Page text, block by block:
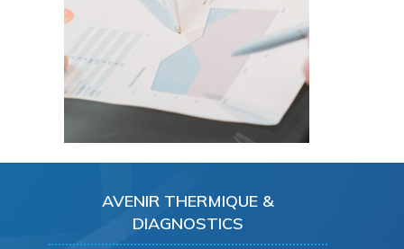
AVENIR THERMIQUE &
DIAGNOSTICS